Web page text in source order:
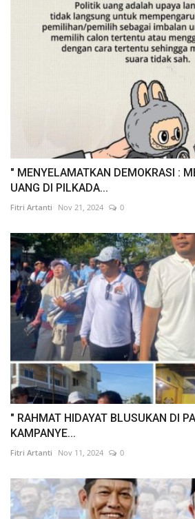
" MENYELAMATKAN DEMOKRASI :
UANG DI PILKADA...
Fitri Artanti Nov 21, 2024 0
" RAHMAT HIDAYAT BLUSUKAN DI
KAMPANYE...
Fitri Artanti Nov 11, 2024 0